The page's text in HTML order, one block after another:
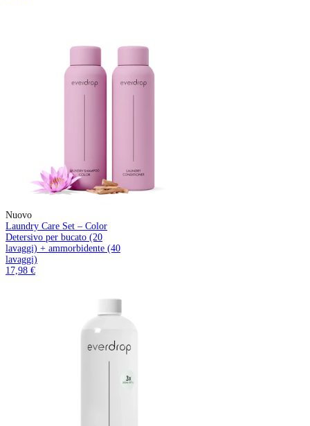
Nuovo
Laundry Care Set – Color
Detersivo per bucato (20
lavaggi) + ammorbidente (40
lavaggi)
17,98 €